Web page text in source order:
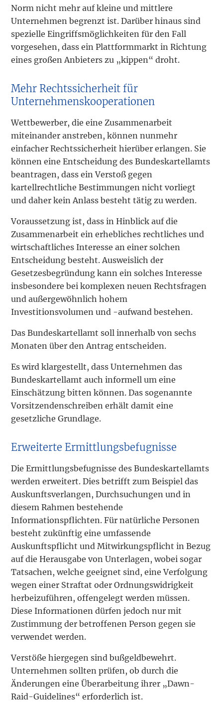
Norm nicht mehr auf kleine und mittlere
Unternehmen begrenzt ist. Darüber hinaus sind
spezielle Eingriffsmöglichkeiten für den Fall
vorgesehen, dass ein Plattformmarkt in Richtung
eines großen Anbieters zu „kippen“ droht.
Mehr Rechtssicherheit für
Unternehmenskooperationen
Wettbewerber, die eine Zusammenarbeit
miteinander anstreben, können nunmehr
einfacher Rechtssicherheit hierüber erlangen. Sie
können eine Entscheidung des Bundeskartellamts
beantragen, dass ein Verstoß gegen
kartellrechtliche Bestimmungen nicht vorliegt
und daher kein Anlass besteht tätig zu werden.
Voraussetzung ist, dass in Hinblick auf die
Zusammenarbeit ein erhebliches rechtliches und
wirtschaftliches Interesse an einer solchen
Entscheidung besteht. Ausweislich der
Gesetzesbegründung kann ein solches Interesse
insbesondere bei komplexen neuen Rechtsfragen
und außergewöhnlich hohem
Investitionsvolumen und -aufwand bestehen.
Das Bundeskartellamt soll innerhalb von sechs
Monaten über den Antrag entscheiden.
Es wird klargestellt, dass Unternehmen das
Bundeskartellamt auch informell um eine
Einschätzung bitten können. Das sogenannte
Vorsitzendenschreiben erhält damit eine
gesetzliche Grundlage.
Erweiterte Ermittlungsbefugnisse
Die Ermittlungsbefugnisse des Bundeskartellamts
werden erweitert. Dies betrifft zum Beispiel das
Auskunftsverlangen, Durchsuchungen und in
diesem Rahmen bestehende
Informationspflichten. Für natürliche Personen
besteht zukünftig eine umfassende
Auskunftspflicht und Mitwirkungspflicht in Bezug
auf die Herausgabe von Unterlagen, wobei sogar
Tatsachen, welche geeignet sind, eine Verfolgung
wegen einer Straftat oder Ordnungswidrigkeit
herbeizuführen, offengelegt werden müssen.
Diese Informationen dürfen jedoch nur mit
Zustimmung der betroffenen Person gegen sie
verwendet werden.
Verstöße hiergegen sind bußgeldbewehrt.
Unternehmen sollten prüfen, ob durch die
Änderungen eine Überarbeitung ihrer „Dawn-
Raid-Guidelines“ erforderlich ist.